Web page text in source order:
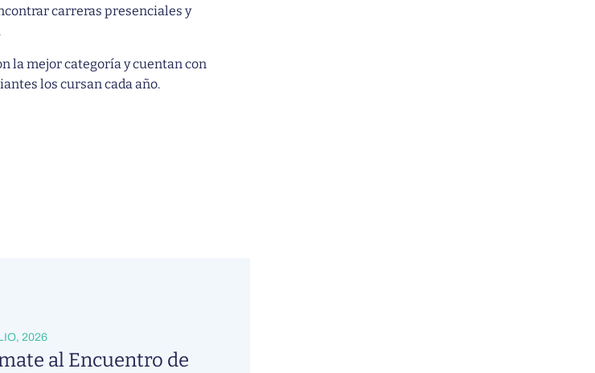
carreras presenciales y
la mejor categoría y cuentan con
los cursan cada año.
2026
al Encuentro de